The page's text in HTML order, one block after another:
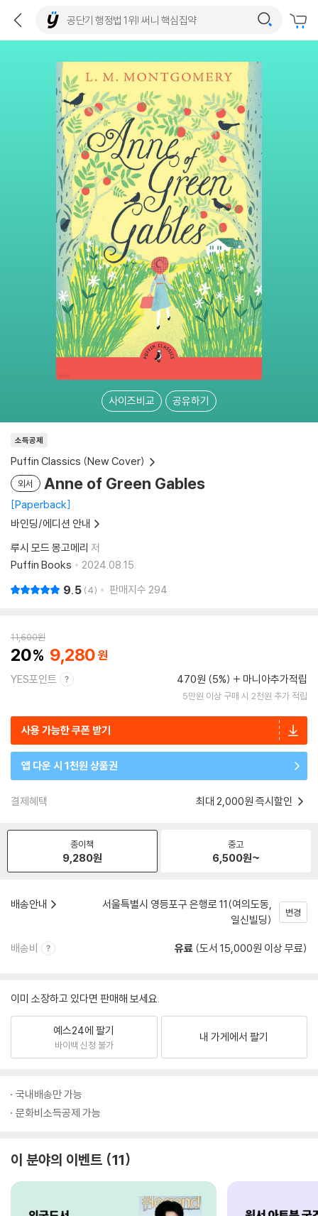
사이즈비교 공유하기
소득공제
Puffin Classics (New Cover)
외서 Anne of Green Gables
Paperback
바인딩/에디션 안내
루시 모드 몽고메리 저
Puffin Books
2024.08.15.
9.5 4 판매지수 294
11,600원
20 9,280
YES포인트 470원 (5%) 마니아추가적립
5만원 이상 구매 시 2천원 추가 적립
사용 가능한 쿠폰 받기
앱 다운 시 1천원 상품권
결제혜택 최대 2,000원 즉시할인
종이책
9,280원
중고
6,500원~
배송안내
서울특별시 영등포구 은행로 11(여의도동,
일신빌딩)
변경
배송비 유료 (도서 15,000원 이상 무료)
이미 소장하고 있다면 판매해 보세요.
예스24에 팔기
바이백 신청 불가
내 가게에서 팔기
국내배송만 가능
문화비소득공제 가능
이 분야의 이벤트 11